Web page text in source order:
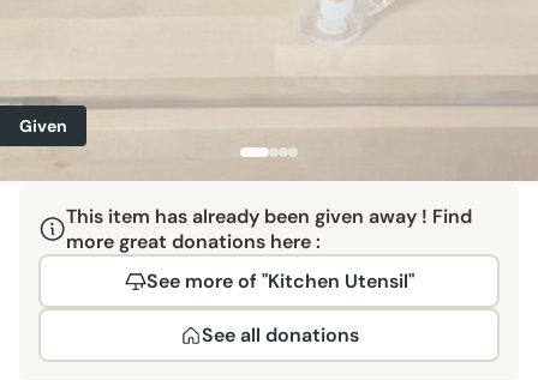
Given
This item has already been given away ! Find
more great donations here :
See more of "Kitchen Utensil"
See all donations